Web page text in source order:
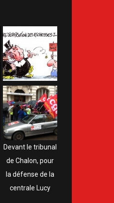
Devant le tribunal
de Chalon, pour
la défense de la
centrale Lucy